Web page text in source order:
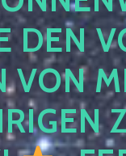
DEN
VON